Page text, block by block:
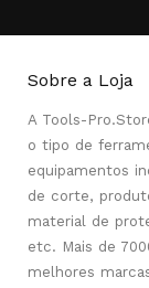
Sobre a Loja
A Tools-
o tipo de
equipamentos
de corte,
material de
etc. Mais de
melhores